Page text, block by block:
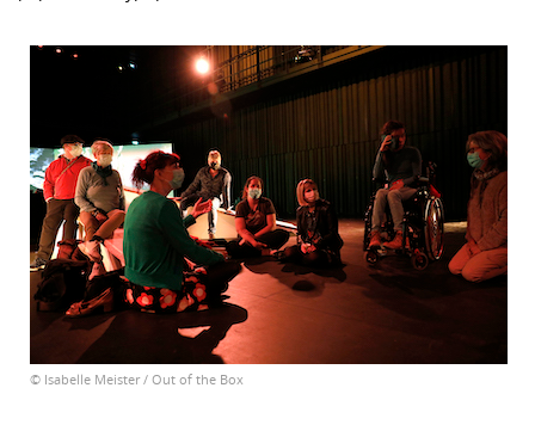
© Isabelle Meister / Out of the Box